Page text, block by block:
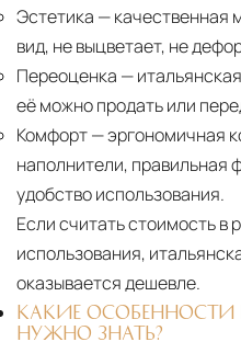
Эстетика — качественная
вид, не выцветает, не
Переоценка —
её можно продать или
Комфорт— эргономичная
наполнители, правильная
удобство использования.
Если считать стоимость в
использования,
оказывается дешевле.
КАКИЕ ОСОБЕННОСТИ
НУЖНО ЗНАТЬ?